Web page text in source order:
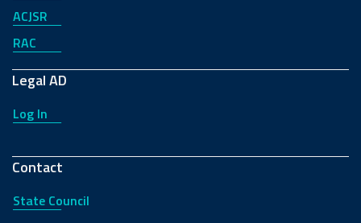
ACJSR
RAC
Legal AD
Log In
Contact
State Council